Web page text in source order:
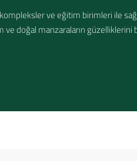
ve eğitim birimleri ile
doğal manzaraların